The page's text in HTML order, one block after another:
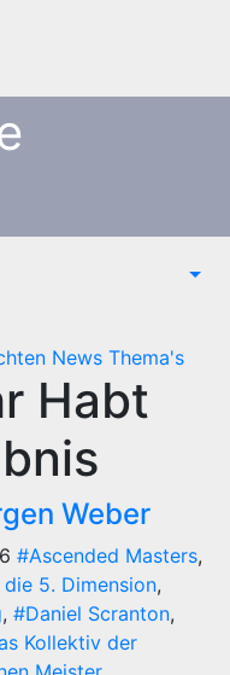
News Thema's
Habt
Weber
#Ascended Masters,
5. Dimension,
, #Daniel Scranton,
Kollektiv der